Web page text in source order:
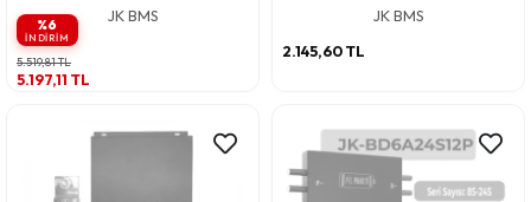
JK BMS
%6
INDIRIM
5.519,81 TL
5.197,11 TL
JK BMS
2.145,60 TL